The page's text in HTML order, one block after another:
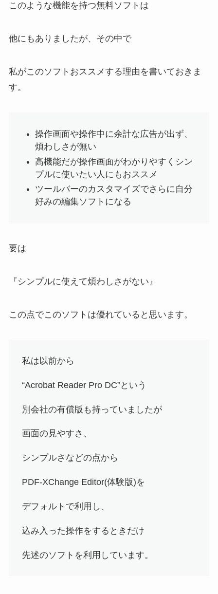
このような機能を持つ無料ソフトは
他にもありましたが、その中で
私がこのソフトおススメする理由を書いておきま
す。
操作画面や操作中に余計な広告が出ず、
煩わしさが無い
高機能だが操作画面がわかりやすくシン
プルに使いたい人にもおススメ
ツールバーのカスタマイズでさらに自分
好みの編集ソフトになる
要は
『シンプルに使えて煩わしさがない』
この点でこのソフトは優れていると思います。
私は以前から
“Acrobat Reader Pro DC”という
別会社の有償版も持っていましたが
画面の見やすさ、
シンプルさなどの点から
PDF-XChange Editor(体験版)を
デフォルトで利用し、
込み入った操作をするときだけ
先述のソフトを利用しています。